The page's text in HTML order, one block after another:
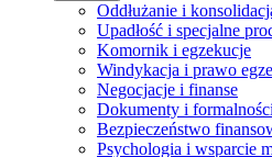
Oddłużanie i
Upadłość i specjalne
Komornik i egzekucje
Windykacja i prawo
Negocjacje i finanse
Dokumenty i formalności
Bezpieczeństwo
Psychologia i wsparcie